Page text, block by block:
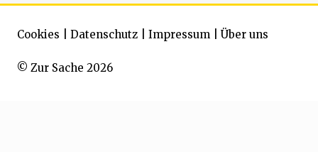
© Zur Sache 2026
Cookies Datenschutz Impressum Über uns